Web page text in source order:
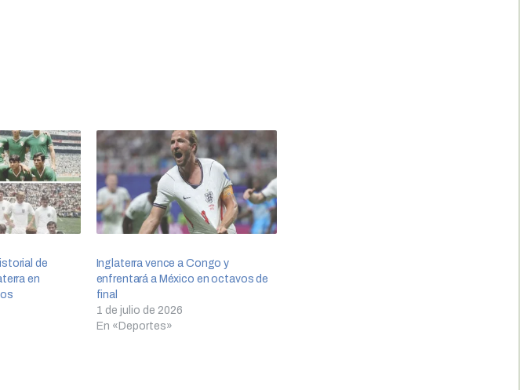
de
en
Inglaterra vence a Congo y
enfrentará a México en octavos de
final
1 de julio de 2026
En «Deportes»